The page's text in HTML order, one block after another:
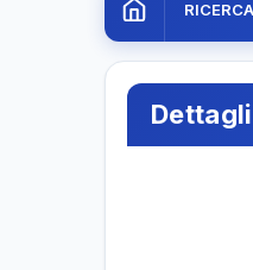
RICERCA
Dettagli